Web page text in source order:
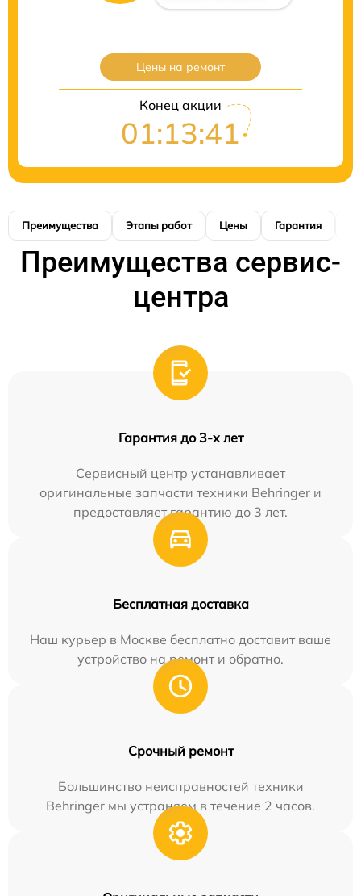
Цены на ремонт
Конец акции
01:13:40
Преимущества Этапы работ Цены Гарантия
Преимущества сервис-
центра
Гарантия до 3-х лет
Сервисный центр устанавливает
оригинальные запчасти техники Behringer и
предоставляет гарантию до 3 лет.
Бесплатная доставка
Наш курьер в Москве бесплатно доставит ваше
устройство на ремонт и обратно.
Срочный ремонт
Большинство неисправностей техники
Behringer мы устраняем в течение 2 часов.